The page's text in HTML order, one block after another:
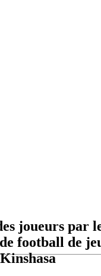
joueurs par
football de